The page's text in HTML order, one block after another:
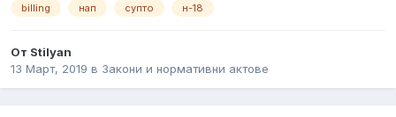
billing нап супто н-18
От Stilyan
13 Март, 2019 в Закони и нормативни актове